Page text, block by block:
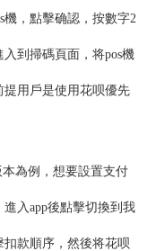
，點擊确認，按數字2
到掃碼頁面，将pos機
用戶是使用花呗優先
為例，想要設置支付
入app後點擊切換到我
款順序，然後将花呗